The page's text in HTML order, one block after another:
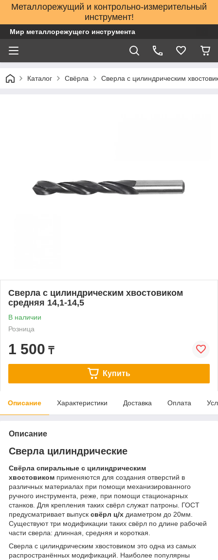
Металлорежущий и контрольно-измерительный
инструмент!
Мир металлорежущего инструмента
Каталог Свёрла Сверла с цилиндрическим
Сверла с цилиндрическим хвостовиком
средняя 14,1-14,5
В наличии
Розница
1 500 ₸
Купить
Описание Характеристики Доставка Оплата
Описание
Сверла цилиндрические
Свёрла спиральные с цилиндрическим
хвостовиком применяются для создания отверстий в
различных материалах при помощи механизированного
ручного инструмента, реже, при помощи стационарных
станков. Для крепления таких свёрл служат патроны. ГОСТ
предусматривает выпуск свёрл ц/х диаметром до 20мм.
Существуют три модификации таких свёрл по длине рабочей
части сверла: длинная, средняя и короткая.
Сверла с цилиндрическим хвостовиком это одна из самых
распространённых модификаций. Наиболее популярны